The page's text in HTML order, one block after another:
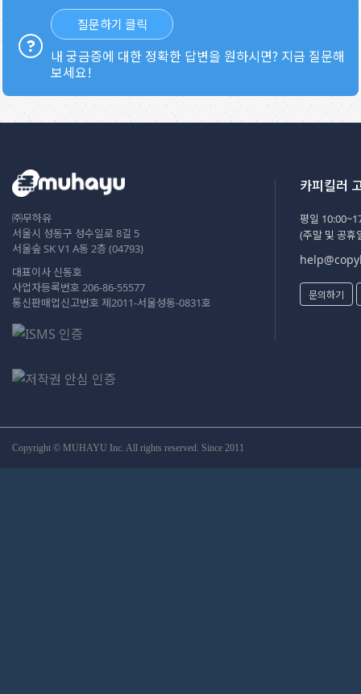
질문하기 클릭
내 궁금증에 대한 정확한 답변을 원하시면? 지금 질문해
보세요!
㈜무하유
서울시 성동구 성수일로 8길 5
서울숲 SK V1 A동 2층 (04793)
대표이사 신동호
사업자등록번호 206-86-55577
통신판매업신고번호 제2011-서울성동-0831호
카피킬러
평일
(주말 및 공휴
문의하기
Copyright © MUHAYU Inc. All rights reserved. Since 2011